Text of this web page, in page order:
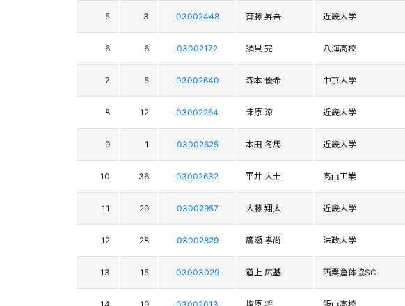
5 3 03002448 斉藤 昇吾 近畿大学
6 6 03002172 須貝 完 八海高校
7 5 03002640 森本 優希 中京大学
8 12 03002264 桒原 涼 近畿大学
9 1 03002625 本田 冬馬 近畿大学
10 36 03002632 平井 大士 高山工業
11 29 03002957 大藤 翔太 近畿大学
12 28 03002829 廣瀬 孝尚 法政大学
13 15 03003029 道上 広基 西粟倉体協SC